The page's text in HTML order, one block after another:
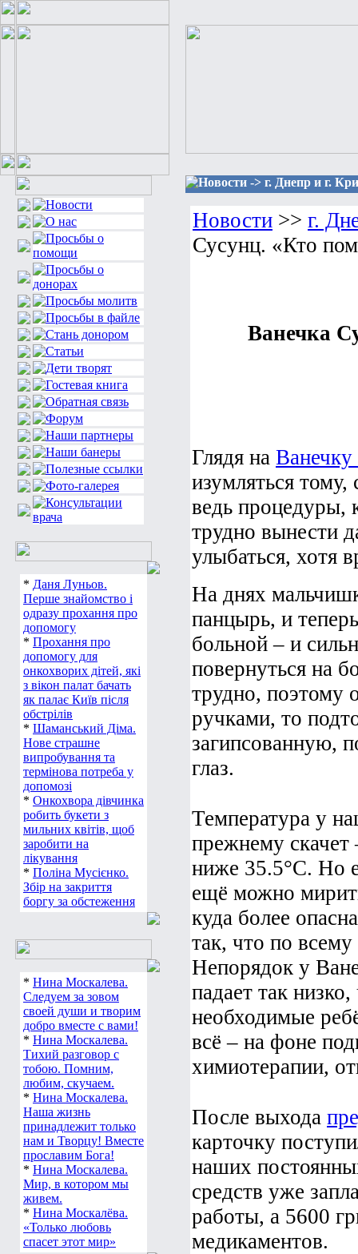
* Даня Луньов.
Перше знайомство і
одразу прохання про
допомогу
* Прохання про
допомогу для
онкохворих дітей, які
з вікон палат бачать
як палає Київ після
обстрілів
* Шаманський Діма.
Нове страшне
випробування та
термінова потреба у
допомозі
* Онкохвора дівчинка
робить букети з
мильних квітів, щоб
заробити на
лікування
* Поліна Мусієнко.
Збір на закриття
боргу за обстеження
* Нина Москалева.
Следуем за зовом
своей души и творим
добро вместе с вами!
* Нина Москалева.
Тихий разговор с
тобою. Помним,
любим, скучаем.
* Нина Москалева.
Наша жизнь
принадлежит только
нам и Творцу! Вместе
прославим Бога!
* Нина Москалева.
Мир, в котором мы
живем.
* Нина Москалёва.
«Только любовь
спасет этот мир»
Новости -> г. Днепр и г.
Новости >> г.
Сусунц. «Кто
Ванечка
Глядя на
изумляться
ведь процедуры,
трудно вынести
улыбаться, хотя
На днях
панцырь, и
больной – и
повернуться на
трудно, поэтому
ручками, то
загипсованную,
глаз.
Температура у
прежнему скачет
ниже 35.5°С. Но
ещё можно
куда более
так, что по
Непорядок у
падает так
необходимые
всё – на фоне
химиотерапии,
После выхода
карточку
наших
средств уже
работы, а 5600
медикаментов.